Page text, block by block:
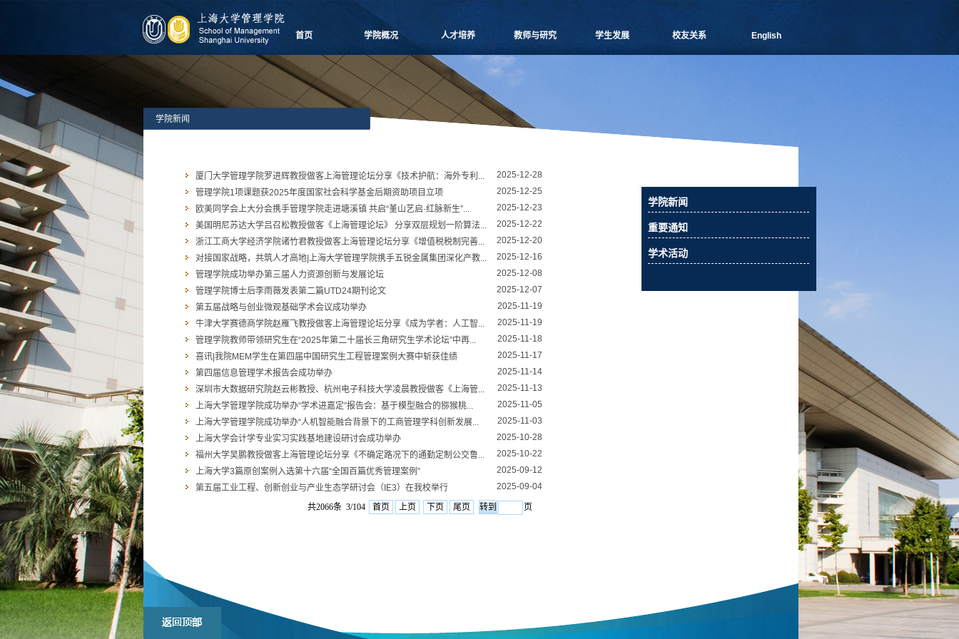
首页 学院概况
学院愿景
院长致辞
学院介绍
学系设置
学院制度
学院视频
学院宣传
历任领导
人才培养
本科生教学
博士生教学
硕士生教学
MBA
项目管理
工程管理
联合培养
高级培训
教师与研究
人事专栏
科研信息
学术活动
科研项目
论文著作
重要期刊
博士生导师
学生发展 校友关系
活动预告
相关下载
联系我们
English
学院新闻
厦门大学管理学院罗进辉教授做客上海管理论坛分享《技术护航：海外专利...
2025-12-28
管理学院1项课题获2025年度国家社会科学基金后期资助项目立项
2025-12-25
欧美同学会上大分会携手管理学院走进塘溪镇 共启“堇山艺启·红脉新生”...
2025-12-23
美国明尼苏达大学吕召松教授做客《上海管理论坛》 分享双层规划一阶算法...
2025-12-22
浙江工商大学经济学院诸竹君教授做客上海管理论坛分享《增值税税制完善...
2025-12-20
对接国家战略，共筑人才高地|上海大学管理学院携手五锐金属集团深化产教...
2025-12-16
管理学院成功举办第三届人力资源创新与发展论坛
2025-12-08
管理学院博士后李雨薇发表第二篇UTD24期刊论文
2025-12-07
第五届战略与创业微观基础学术会议成功举办
2025-11-19
牛津大学赛德商学院赵雁飞教授做客上海管理论坛分享《成为学者：人工智...
2025-11-19
管理学院教师带领研究生在“2025年第二十届长三角研究生学术论坛”中再...
2025-11-18
喜讯|我院MEM学生在第四届中国研究生工程管理案例大赛中斩获佳绩
2025-11-17
第四届信息管理学术报告会成功举办
2025-11-14
深圳市大数据研究院赵云彬教授、杭州电子科技大学凌晨教授做客《上海管...
2025-11-13
上海大学管理学院成功举办“学术进嘉定”报告会：基于模型融合的猕猴桃...
2025-11-05
上海大学管理学院成功举办“人机智能融合背景下的工商管理学科创新发展...
2025-11-03
上海大学会计学专业实习实践基地建设研讨会成功举办
2025-10-28
福州大学吴鹏教授做客上海管理论坛分享《不确定路况下的通勤定制公交鲁...
2025-10-22
上海大学3篇原创案例入选第十六届“全国百篇优秀管理案例”
2025-09-12
第五届工业工程、创新创业与产业生态学研讨会（IE3）在我校举行
2025-09-04
共2066条 3/104 首页 上页 下页 尾页 页
学院新闻
重要通知
学术活动